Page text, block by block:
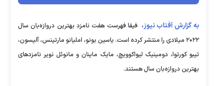
به گزارش آفتاب نیوز، فیفا فهرست هفت نامزد بهترین دروازه‌بان سال
۲۰۲۲ میلادی را منتشر کرده است. یاسین بونو، املیانو مارتینس، آلیسون،
تیبو کورتوا، دومینیک لیواکوویچ، مایک ماینان و مانوئل نویر نامزدهای
بهترین دروازه‌بان سال هستند.